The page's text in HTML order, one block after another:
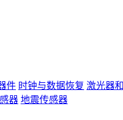
件 时钟与数据恢复 激光器
器 地震传感器